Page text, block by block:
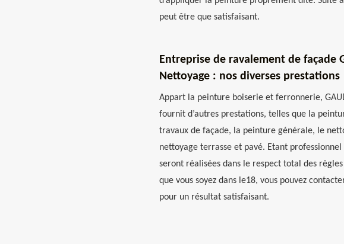
peut être que satisfaisant.
Entreprise de ravalement de façade
Nettoyage : nos diverses prestations
Appart la peinture boiserie et ferronnerie,
fournit d’autres prestations, telles que la
travaux de façade, la peinture générale, le
nettoyage terrasse et pavé. Etant
seront réalisées dans le respect total des
que vous soyez dans le18, vous pouvez
pour un résultat satisfaisant.